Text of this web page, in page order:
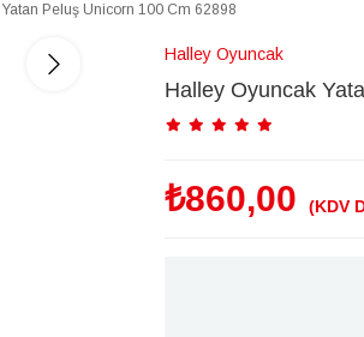
Peluş Unicorn 100 Cm 62898
Halley Oyuncak
Halley Oyuncak
₺860,00 (KDV